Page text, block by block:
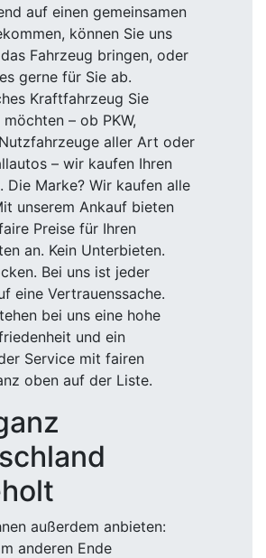
auf einen gemeinsamen
können Sie uns
Fahrzeug bringen, oder
gerne für Sie ab.
Kraftfahrzeug Sie
– ob PKW,
aller Art oder
– wir kaufen Ihren
Die Marke? Wir kaufen alle
unserem Ankauf bieten
Preise für Ihren
an. Kein Unterbieten.
Bei uns ist jeder
eine Vertrauenssache.
bei uns eine hohe
und ein
Service mit fairen
oben auf der Liste.
außerdem anbieten:
anderen Ende